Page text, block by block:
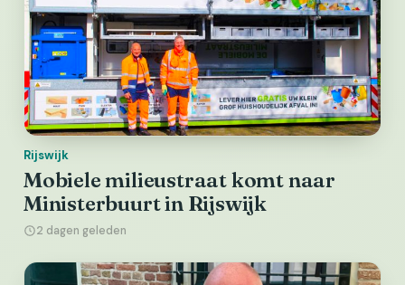
Rijswijk
Mobiele milieustraat komt naar
Ministerbuurt in Rijswijk
2 dagen geleden